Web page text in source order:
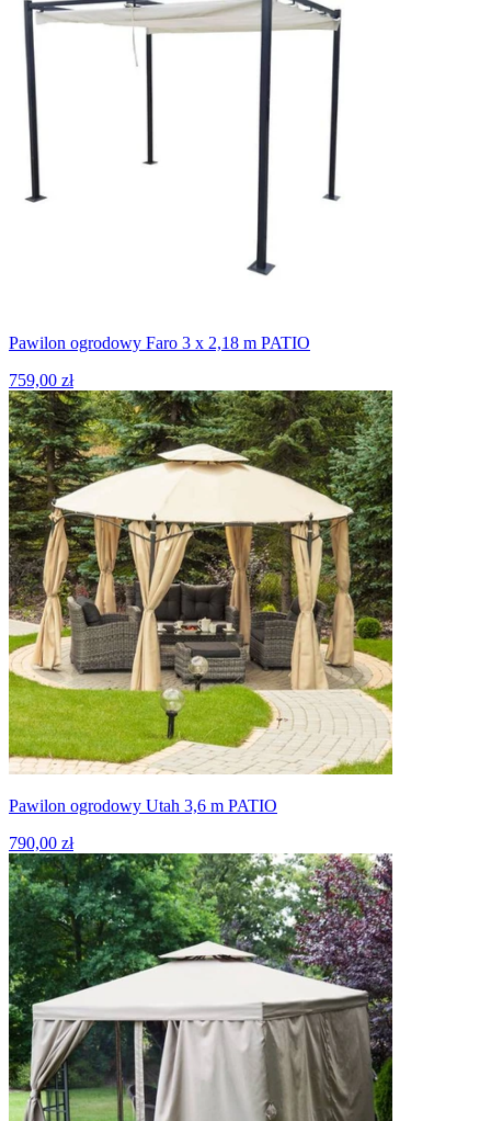
Pawilon ogrodowy Faro 3 x 2,18 m PATIO
759,00 zł
Pawilon ogrodowy Utah 3,6 m PATIO
790,00 zł